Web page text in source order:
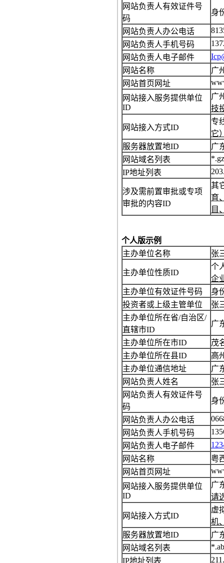
网站负责人有效证件号
码
身
网站负责人办公电话
网站负责人手机号码
网站负责人电子邮件
网站名称
广
网站首页网址
网站接入服务提供单位
ID
广
技
网站接入方式ID
专
它
服务器放置地ID
广
网站域名列表
IP地址列表
涉及需前置审批或专项
审批的内容ID
其
育
目
个人版示例
主办单位名称
张
主办单位性质ID
企
主办单位有效证件号码
身
投资者或上级主管单位
张
主办单位所在省/自治区/
直辖市ID
广
主办单位所在市ID
茂
主办单位所在县ID
高
主办单位通信地址
广
网站负责人姓名
张
网站负责人有效证件号
码
身
网站负责人办公电话
网站负责人手机号码
网站负责人电子邮件
网站名称
粤
网站首页网址
网站接入服务提供单位
ID
广
请
网站接入方式ID
虚
机
服务器放置地ID
广
网站域名列表
IP地址列表